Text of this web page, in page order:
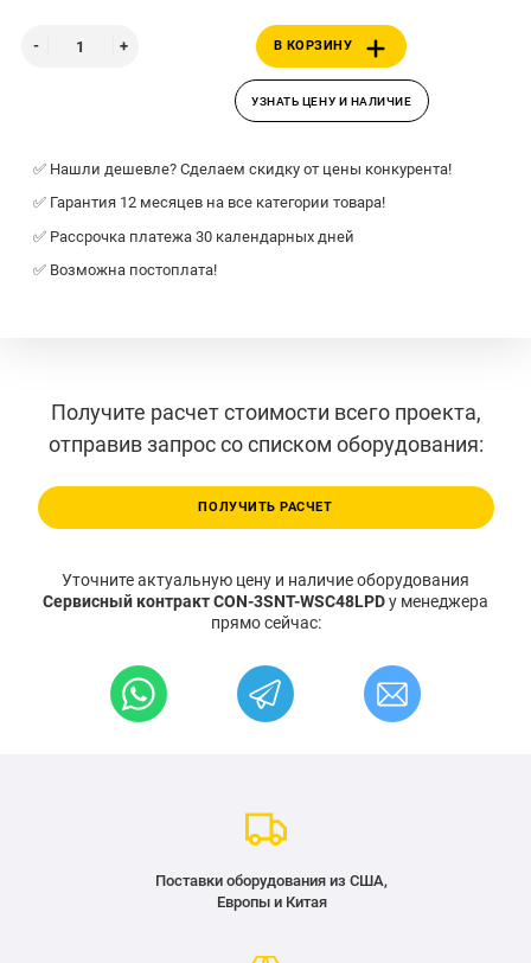
В КОРЗИНУ
УЗНАТЬ ЦЕНУ И НАЛИЧИЕ
✅ Нашли дешевле? Сделаем скидку от цены конкурента!
✅ Гарантия 12 месяцев на все категории товара!
✅ Рассрочка платежа 30 календарных дней
✅ Возможна постоплата!
Получите расчет стоимости всего проекта,
отправив запрос со списком оборудования:
ПОЛУЧИТЬ РАСЧЕТ
Уточните актуальную цену и наличие оборудования
Сервисный контракт CON-3SNT-WSC48LPDу менеджера
прямо сейчас:
Поставки оборудования из США,
Европы и Китая